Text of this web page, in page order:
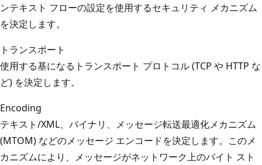
ンテキスト フローの設定を使用するセキュリティ メカニズム
を決定します。
トランスポート
使用する基になるトランスポート プロトコル (TCP や HTTP な
ど) を決定します。
Encoding
テキスト/XML、バイナリ、メッセージ転送最適化メカニズム
(MTOM) などのメッセージ エンコードを決定します。このメ
カニズムにより、メッセージがネットワーク上のバイト スト